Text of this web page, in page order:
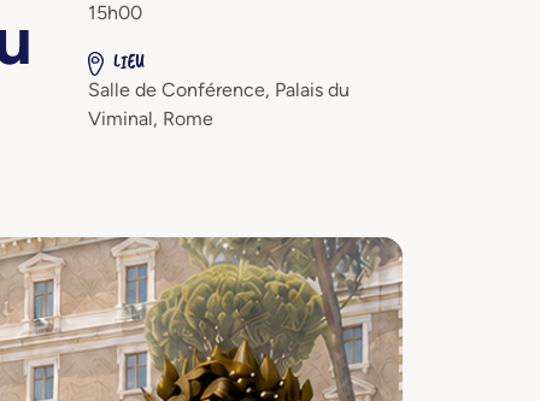
15h00
LIEU
Salle de Conférence, Palais du
Viminal, Rome